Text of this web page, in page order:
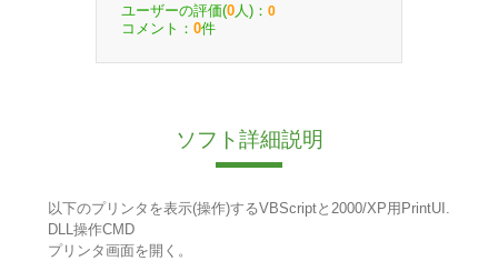
ユーザーの評価(0 人)： 0
コメント： 0件
ソフト詳細説明
以下のプリンタを表示(操作)するVBScriptと2000/XP用PrintUI.
DLL操作CMD
プリンタ画面を開く。